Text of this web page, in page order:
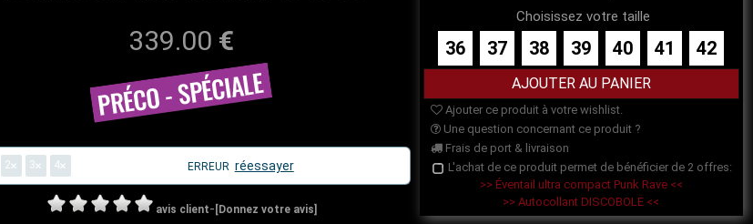
339.00 €
2 3 4 ERREUR réessayer
avis client- [Donnez votre avis]
Choisissez votre taille
36 37 38 39 40 41 42
Ajouter ce produit à votre wishlist.
Une question concernant ce produit ?
Frais de port & livraison
L'achat de ce produit permet de bénéficier de 2 offres:
>> Éventail ultra compact Punk Rave <<
>> Autocollant DISCOBOLE <<